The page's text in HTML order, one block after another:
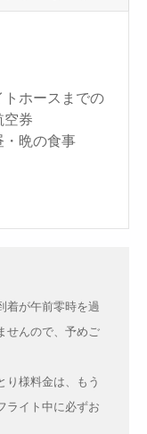
トホースまでの
空券
・晩の食事
着が午前零時を過
せんので、予めご
り様料金は、もう
ライト中に必ずお